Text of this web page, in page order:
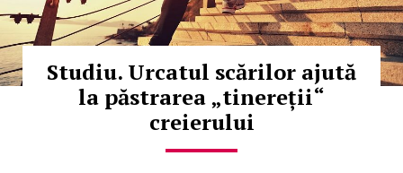
Studiu. Urcatul scărilor ajută
la păstrarea „tinereții“
creierului